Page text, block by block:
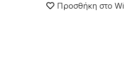
Προσθήκη στο